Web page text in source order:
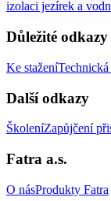
izolaci jezírek a
Důležité odkazy
Ke stažení
Další odkazy
ŠkoleníZapůjčení
Fatra a.s.
O násProdukty Fatra